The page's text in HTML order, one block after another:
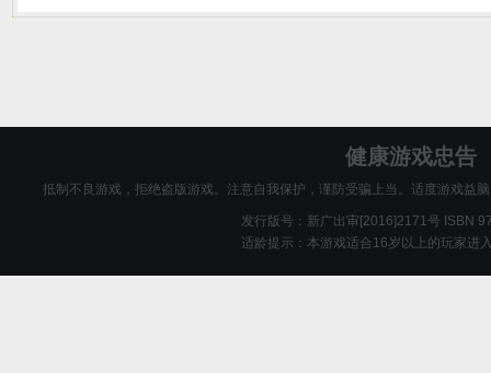
健康游戏忠告
抵制不良游戏，拒绝盗版游戏。注意自我保护，谨防受骗上当。适度游戏益
发行版号：新广出审[2016]2171号 ISBN
适龄提示：本游戏适合16岁以上的玩家进